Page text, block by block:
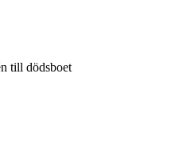
till dödsboet